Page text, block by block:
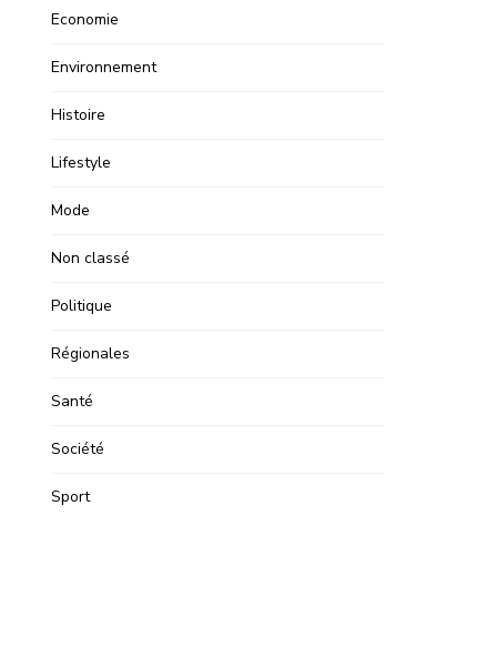
Economie
Environnement
Histoire
Lifestyle
Mode
Non classé
Politique
Régionales
Santé
Société
Sport